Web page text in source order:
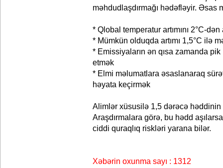
məhdudlaşdırmağı hədəfləyir. Əsas
* Qlobal temperatur artımını 2°C-
* Mümkün olduqda artımı 1,5°C ilə
* Emissiyaların ən qısa zamanda pik
etmək
* Elmi məlumatlara əsaslanaraq
həyata keçirmək
Alimlər xüsusilə 1,5 dərəcə
Araşdırmalara görə, bu hədd
ciddi quraqlıq riskləri yarana bilər.
Xəbərin oxunma sayı : 1312